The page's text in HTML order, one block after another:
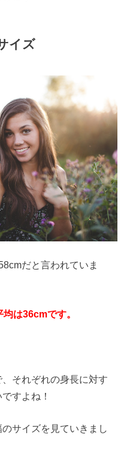
イズ
だと言われていま
は36cmです。
それぞれの身長に対す
すよね！
サイズを見ていきまし